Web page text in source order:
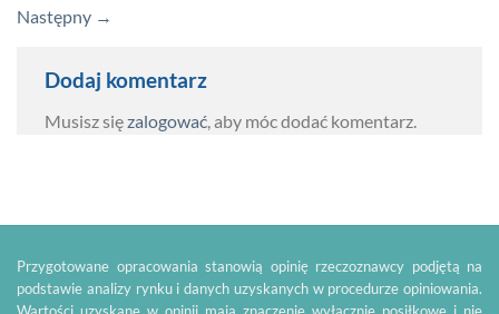
Następny →
Dodaj komentarz
Musisz sięzalogować, aby móc dodać komentarz.
Przygotowane opracowania stanowią opinię rzeczoznawcy podjętą na
podstawie analizy rynku i danych uzyskanych w procedurze opiniowania.